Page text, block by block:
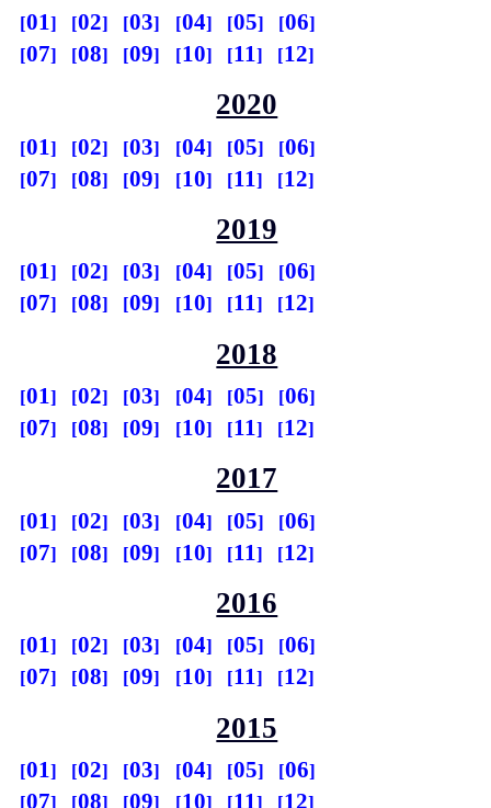
01 02 03 04 05
06
07
08 09 10 11 12
2020
01 02 03 04 05
06
07
08 09 10 11 12
2019
01 02 03 04 05
06
07
08 09 10 11 12
2018
01 02 03 04 05
06
07
08 09 10 11 12
2017
01 02 03 04 05
06
07
08 09 10 11 12
2016
01 02 03 04 05
06
07
08 09 10 11 12
2015
01 02 03 04 05
06
07
08 09 10 11 12